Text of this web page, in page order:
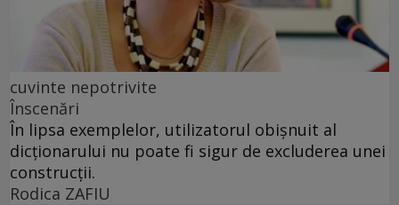
cuvinte nepotrivite
Înscenări
În lipsa exemplelor, utilizatorul obișnuit al
dicționarului nu poate fi sigur de excluderea unei
construcții.
Rodica ZAFIU